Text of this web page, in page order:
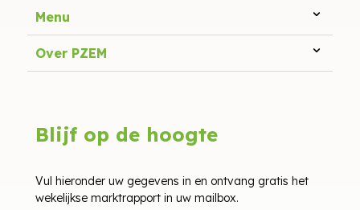
Menu
Over PZEM
Blijf op de hoogte
Vul hieronder uw gegevens in en ontvang gratis het
wekelijkse marktrapport in uw mailbox.